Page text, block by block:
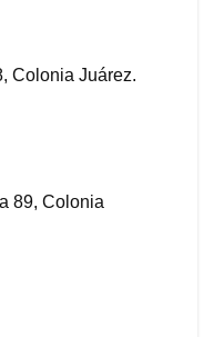
Colonia Juárez.
89, Colonia